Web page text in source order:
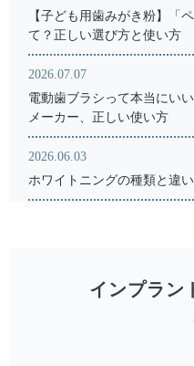
【子ども用歯みがき粉】「
て？正しい選び方と使い方
2026.07.07
電動歯ブラシって本当にい
メーカー、正しい使い方
2026.06.03
ホワイトニングの種類と違
レントゲン写真からわかる
インプラ